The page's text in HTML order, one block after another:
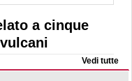
a cinque
Vedi tutte